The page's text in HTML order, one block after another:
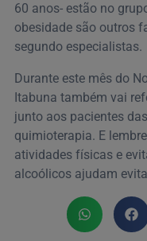
60 anos- estão no
obesidade são outros
segundo especialistas.
Durante este mês do
Itabuna também vai
junto aos pacientes
quimioterapia. E
atividades físicas e
alcoólicos ajudam